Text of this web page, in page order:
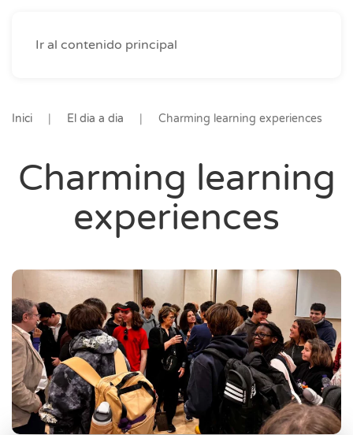
Ir al contenido principal
Inici El dia a dia Charming learning experiences
Charming learning
experiences